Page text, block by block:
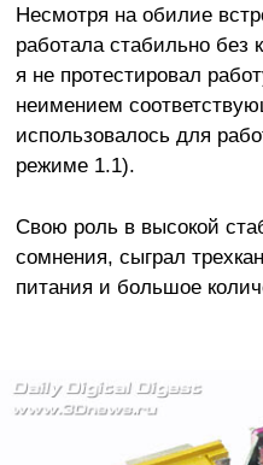
Несмотря на обилие
работала стабильно без
я не протестировал
неимением
использовалось для
режиме 1.1).
Свою роль в высокой
сомнения, сыграл
питания и большое